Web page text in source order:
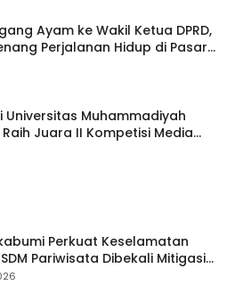
Ayam ke Wakil Ketua DPRD,
Perjalanan Hidup di Pasar
Universitas Muhammadiyah
Juara II Kompetisi Media
Digital Tingkat Internasional
Perkuat Keselamatan
Pariwisata Dibekali Mitigasi
Evakuasi